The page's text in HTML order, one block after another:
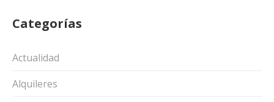
Categorías
Actualidad
Alquileres